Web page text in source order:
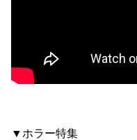
▼ホラー特集